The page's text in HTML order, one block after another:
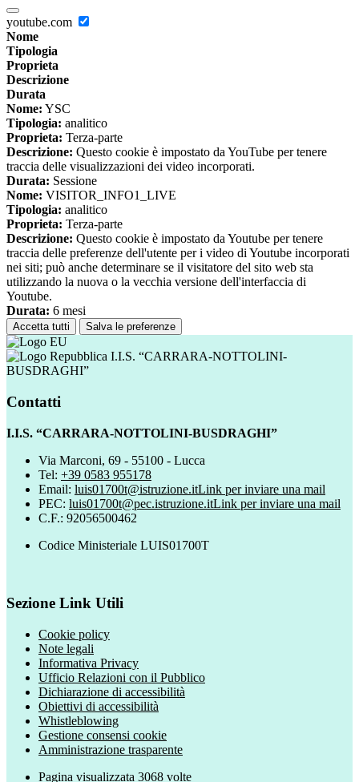
youtube.com
Nome
Tipologia
Proprieta
Descrizione
Durata
Nome: YSC
Tipologia: analitico
Proprieta: Terza-parte
Descrizione: Questo cookie è impostato da YouTube per tenere
traccia delle visualizzazioni dei video incorporati.
Durata: Sessione
Nome: VISITOR_INFO1_LIVE
Tipologia: analitico
Proprieta: Terza-parte
Descrizione: Questo cookie è impostato da Youtube per tenere
traccia delle preferenze dell'utente per i video di Youtube incorporati
nei siti; può anche determinare se il visitatore del sito web sta
utilizzando la nuova o la vecchia versione dell'interfaccia di
Youtube.
Durata: 6 mesi
Accetta tutti Salva le preferenze
I.I.S. “CARRARA-NOTTOLINI-
BUSDRAGHI”
Contatti
I.I.S. “CARRARA-NOTTOLINI-BUSDRAGHI”
Via Marconi, 69 - 55100 - Lucca
Tel: +39 0583 955178
Email: luis01700t@istruzione.itLink per inviare una mail
PEC: luis01700t@pec.istruzione.itLink per inviare una mail
C.F.: 92056500462
Codice Ministeriale LUIS01700T
Sezione Link Utili
Cookie policy
Note legali
Informativa Privacy
Ufficio Relazioni con il Pubblico
Dichiarazione di accessibilità
Obiettivi di accessibilità
Whistleblowing
Gestione consensi cookie
Amministrazione trasparente
Pagina visualizzata 3068 volte